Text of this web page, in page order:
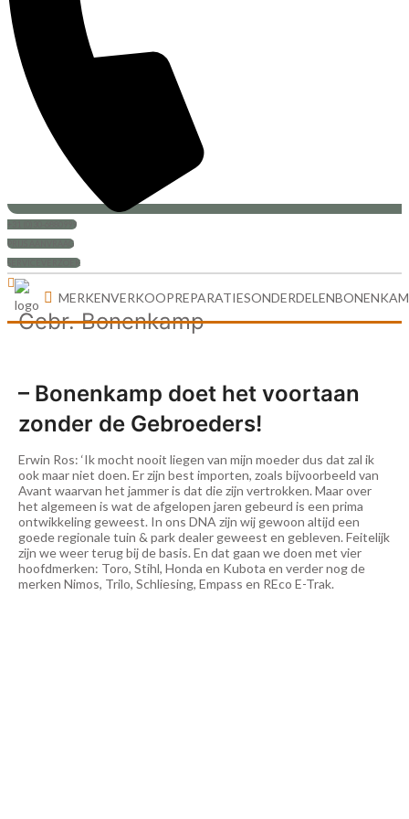
+31 (0)30-6880999
PRIJS AANVRAAG
SERVICEVERZOEK
MERKENVERKOOPREPARATIESONDERDELEN
Gebr. Bonenkamp
– Bonenkamp doet het voortaan
zonder de Gebroeders!
Erwin Ros: ‘Ik mocht nooit liegen van mijn moeder dus dat zal ik
ook maar niet doen. Er zijn best importen, zoals bijvoorbeeld van
Avant waarvan het jammer is dat die zijn vertrokken. Maar over
het algemeen is wat de afgelopen jaren gebeurd is een prima
ontwikkeling geweest. In ons DNA zijn wij gewoon altijd een
goede regionale tuin & park dealer geweest en gebleven. Feitelijk
zijn we weer terug bij de basis. En dat gaan we doen met vier
hoofdmerken: Toro, Stihl, Honda en Kubota en verder nog de
merken Nimos, Trilo, Schliesing, Empass en REco E-Trak.